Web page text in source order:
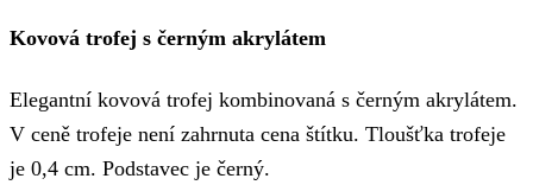
Kovová trofej s černým akrylátem
Elegantní kovová trofej kombinovaná s černým akrylátem.
V ceně trofeje není zahrnuta cena štítku. Tloušťka trofeje
je 0,4 cm. Podstavec je černý.